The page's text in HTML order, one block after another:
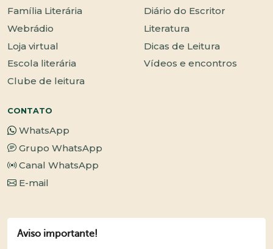
Família Literária
Webrádio
Loja virtual
Escola literária
Clube de leitura
Diário do Escritor
Literatura
Dicas de Leitura
Vídeos e encontros
CONTATO
WhatsApp
Grupo WhatsApp
Canal WhatsApp
E-mail
Aviso importante!